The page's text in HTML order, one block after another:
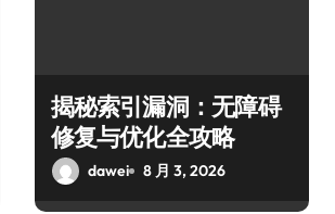
揭秘索引漏洞：无障碍
修复与优化全攻略
dawei 8 月 3, 2026